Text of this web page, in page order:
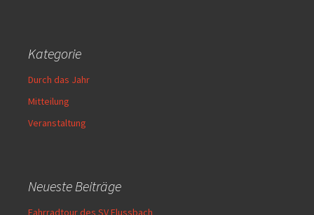
Kategorie
Durch das Jahr
Mitteilung
Veranstaltung
Neueste Beiträge
Fahrradtour des SV Flussbach